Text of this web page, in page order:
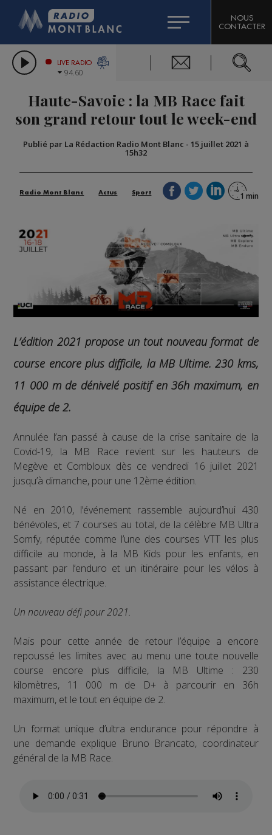
LES CHRONIQUES DE L'EXPERT
CITIZEN MACHINERY
GRAND MASSIF DOMAINES SKIABLES
BIGARD
COMPAGNIE DU MONT-BLANC
NOUS
CONTACTER
LIVE RADIO
94.60
Haute-Savoie : la MB Race fait
son grand retour tout le week-end
Publié par La Rédaction Radio Mont Blanc - 15 juillet 2021 à
15h32
Radio Mont Blanc Actus Sport
L’édition 2021 propose un tout nouveau format de
course encore plus difficile, la MB Ultime. 230 kms,
11 000 m de dénivelé positif en 36h maximum, en
équipe de 2.
Annulée l’an passé à cause de la crise sanitaire de la
Covid-19, la MB Race revient sur les hauteurs de
Megève et Combloux dès ce vendredi 16 juillet 2021
jusqu’à dimanche, pour une 12ème édition.
Né en 2010, l’événement rassemble aujourd’hui 430
bénévoles, et 7 courses au total, de la célèbre MB Ultra
Somfy, réputée comme l’une des courses VTT les plus
difficile au monde, à la MB Kids pour les enfants, en
passant par l’enduro et un itinéraire pour les vélos à
assistance électrique.
Un nouveau défi pour 2021.
Mais pour cette année de retour l’équipe a encore
repoussé les limites avec au menu une toute nouvelle
course encore plus difficile, la MB Ultime : 230
kilomètres, 11 000 m de D+ à parcourir en 36h
maximum, et le tout en équipe de 2.
Un format unique d’ultra endurance pour répondre à
une demande explique Bruno Brancato, coordinateur
général de la MB Race.